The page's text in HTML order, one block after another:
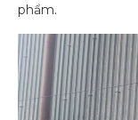
phẩm.